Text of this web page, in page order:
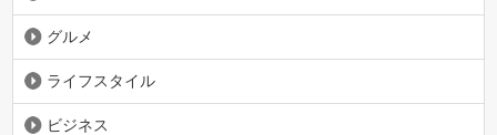
グルメ
ライフスタイル
ビジネス